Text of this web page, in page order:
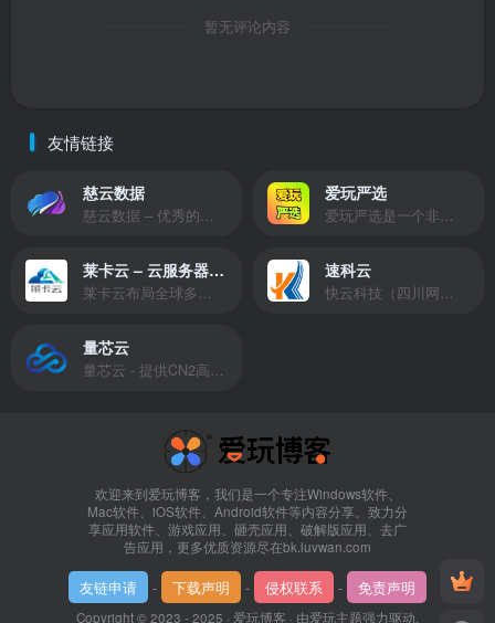
暂无评论内容
友情链接
慈云数据
慈云数据 – 优秀的云服务器服务商，提供最具有性价比的产品。慈云数据是开发者必不可少的良心云
爱玩严选
爱玩严选是一个非常有保障且性价比极高的虚拟商城，包括但不限于苹果证书、技术指导、会员充值等多种虚拟服务！
莱卡云 – 云服务器提供商
莱卡云布局全球多个地理区域。提供服务有：境外云服务器、国内云服务器、独立服务器、服务器托管、CDN、SSL证书、游戏服务器等业务。
速科云
快云科技（四川网联快云科技有限公司）成立于2021年，主营互联网业务平台服务提供商。公司专注为用户提供低价高性能云计算产品，致力于云计算应用的易用性开发，并引导云计算在国内普及
量芯云
量芯云 - 提供CN2高速香港美国云服务器&专业高防服务器租用等云服务器供应商
欢迎来到爱玩博客，我们是一个专注Windows软件、
Mac软件、iOS软件、Android软件等内容分享。致力分
享应用软件、游戏应用、砸壳应用、破解版应用、去广
告应用，更多优质资源尽在bk.luvwan.com
友链申请 - 下载声明 - 侵权联系 - 免责声明
Copyright © 2023 - 2025 · 爱玩博客 · 由爱玩主题强力驱动.